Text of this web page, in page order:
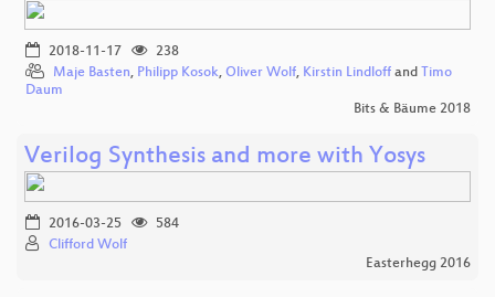
2018-11-17
238
Maje Basten, Philipp Kosok, Oliver Wolf, Kirstin Lindloff and Timo
Daum
Bits & Bäume 2018
Verilog Synthesis and more with Yosys
2016-03-25
584
Clifford Wolf
Easterhegg 2016